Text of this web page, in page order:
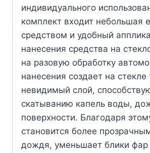
индивидуального
комплект входит небольшая
средством и удобный
нанесения средства на
на разовую обработку
нанесения создает на стекле
невидимый слой,
скатыванию капель воды,
поверхности. Благодаря
становится более
дождя, уменьшает блики фар